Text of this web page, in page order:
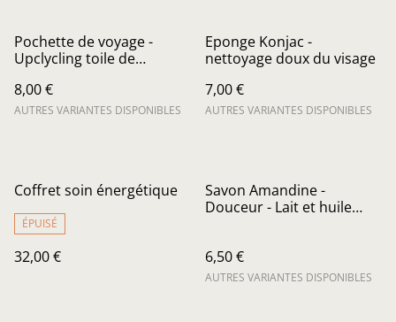
Pochette de voyage -
Upclycling toile de
8,00 €
AUTRES VARIANTES DISPONIBLES
Eponge Konjac -
nettoyage doux du visage
7,00 €
AUTRES VARIANTES DISPONIBLES
Coffret soin énergétique
ÉPUISÉ
32,00 €
Savon Amandine -
Douceur - Lait et huile
6,50 €
AUTRES VARIANTES DISPONIBLES